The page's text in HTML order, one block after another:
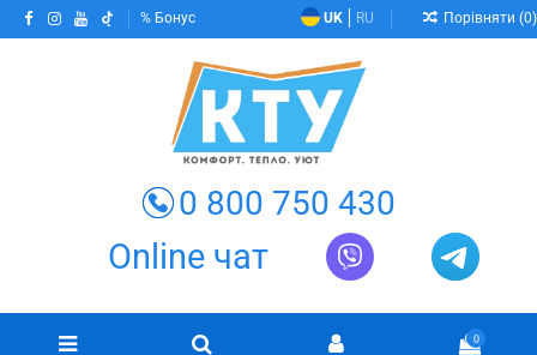
Бонус UK RU Порівняти (0)
0 800 750 430
Online чат
0